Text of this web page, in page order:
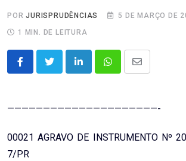
PORJURISPRUDÊNCIAS
5 DE MARÇO DE
1 MIN. DE LEITURA
LinkedInWhatsappShare
—————————————————————-
00021 AGRAVO DE INSTRUMENTO Nº
7/PR